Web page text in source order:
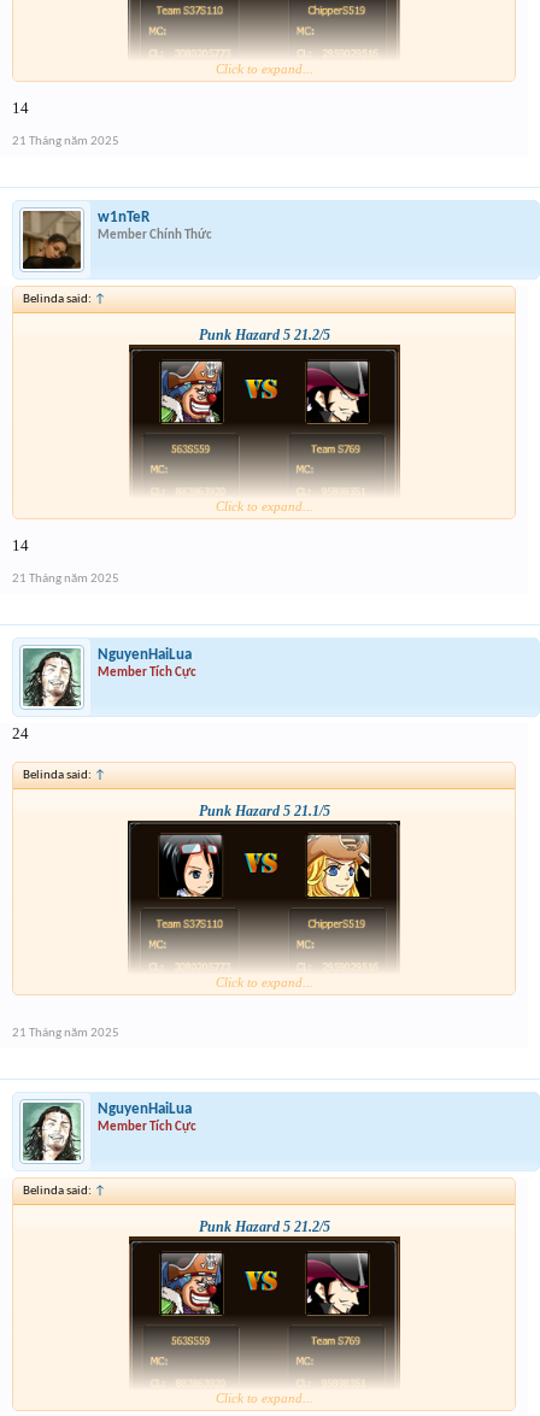
Click to expand...
14
21 Tháng năm 2025
w1nTeR
Member Chính Thức
Belinda said: ↑
Punk Hazard 5 21.2/5
Click to expand...
14
21 Tháng năm 2025
NguyenHaiLua
Member Tích Cực
24
Belinda said: ↑
Punk Hazard 5 21.1/5
Click to expand...
21 Tháng năm 2025
NguyenHaiLua
Member Tích Cực
Belinda said: ↑
Punk Hazard 5 21.2/5
Click to expand...